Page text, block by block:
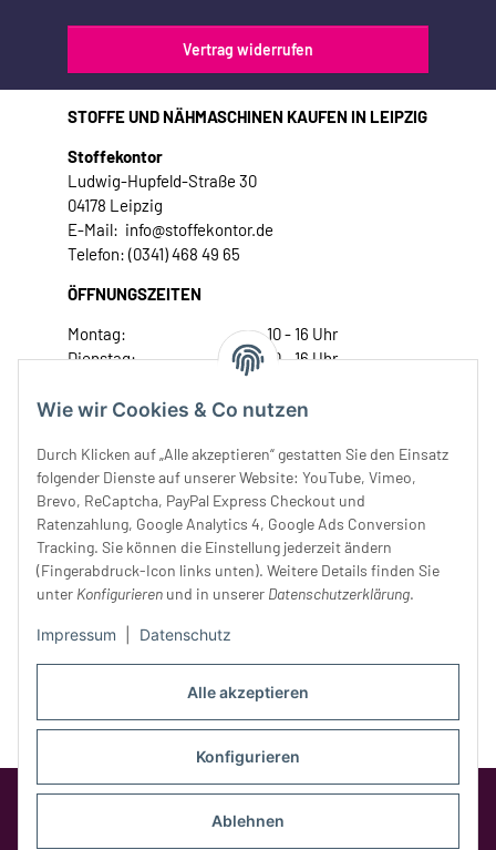
Alle akzeptieren
Konfigurieren
Ablehnen
Wie wir Cookies & Co nutzen
Durch Klicken auf „Alle akzeptieren“ gestatten Sie den Einsatz
folgender Dienste auf unserer Website: YouTube, Vimeo,
Brevo, ReCaptcha, PayPal Express Checkout und
Ratenzahlung, Google Analytics 4, Google Ads Conversion
Tracking. Sie können die Einstellung jederzeit ändern
(Fingerabdruck-Icon links unten). Weitere Details finden Sie
unter Konfigurieren und in unserer Datenschutzerklärung.
Impressum Datenschutz
Vertrag widerrufen
STOFFE UND NÄHMASCHINEN KAUFEN IN LEIPZIG
Stoffekontor
Ludwig-Hupfeld-Straße 30
04178 Leipzig
E-Mail: info@stoffekontor.de
Telefon: (0341) 468 49 65
ÖFFNUNGSZEITEN
Montag:
10 - 16 Uhr
Dienstag:
10 - 16 Uhr
Donnerstag:
10 - 18 Uhr
Samstag:
10 - 14 Uhr
Unser Service
Rechtliches
Google Analytics deaktivierenStatus: